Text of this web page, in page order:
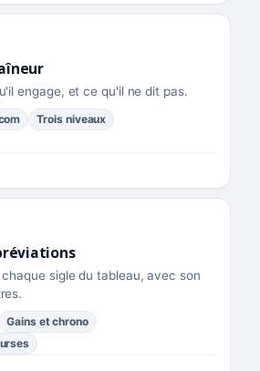
engage, et ce qu'il ne dit pas.
Trois niveaux
sigle du tableau, avec son
Gains et chrono